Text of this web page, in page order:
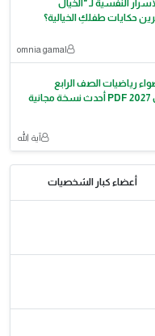
النفسية لـ "الخيال
حكايات طفلكِ الخيالية؟
omnia gamal
رياضيات الصف الرابع
الابتدائي الترم الأول 2027 PDF أحدث نسخة مجانية
آية الله
أعضاء كبار الشخصيات